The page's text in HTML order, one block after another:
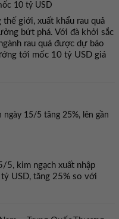
10 tỷ USD
giới, xuất khẩu rau quả
bứt phá. Với đà khởi sắc
rau quả được dự báo
tới mốc 10 tỷ USD giá
ngày 15/5 tăng 25%, lên gần
5, kim ngạch xuất nhập
USD, tăng 25% so với